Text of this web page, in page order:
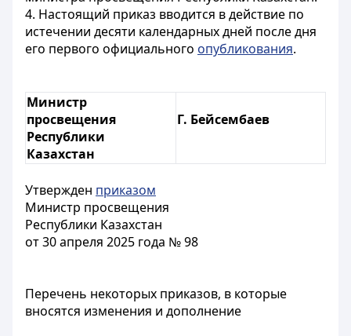
4. Настоящий приказ вводится в действие по
истечении десяти календарных дней после дня
его первого официального опубликования.
Министр
просвещения
Республики
Казахстан
Г. Бейсембаев
Утвержден приказом
Министр просвещения
Республики Казахстан
от 30 апреля 2025 года № 98
Перечень некоторых приказов, в которые
вносятся изменения и дополнение